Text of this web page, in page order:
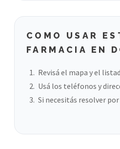
COMO USAR
FARMACIA EN
Revisá el mapa y el
Usá los teléfonos y
Si necesitás resolver